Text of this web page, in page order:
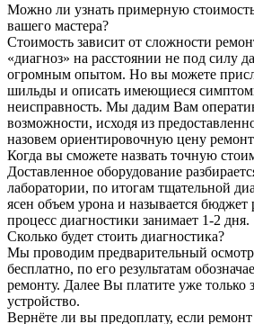
Можно ли узнать примерную
вашего мастера?
Стоимость зависит от сложности
«диагноз» на расстоянии не под силу
огромным опытом. Но вы можете
шильды и описать имеющиеся
неисправность. Мы дадим Вам
возможности, исходя из
назовем ориентировочную цену
Когда вы сможете назвать точную
Доставленное оборудование
лаборатории, по итогам тщательной
ясен объем урона и называется
процесс диагностики занимает 1-2 дня.
Сколько будет стоить диагностика?
Мы проводим предварительный
бесплатно, по его результатам
ремонту. Далее Вы платите уже только
устройство.
Вернёте ли вы предоплату, если